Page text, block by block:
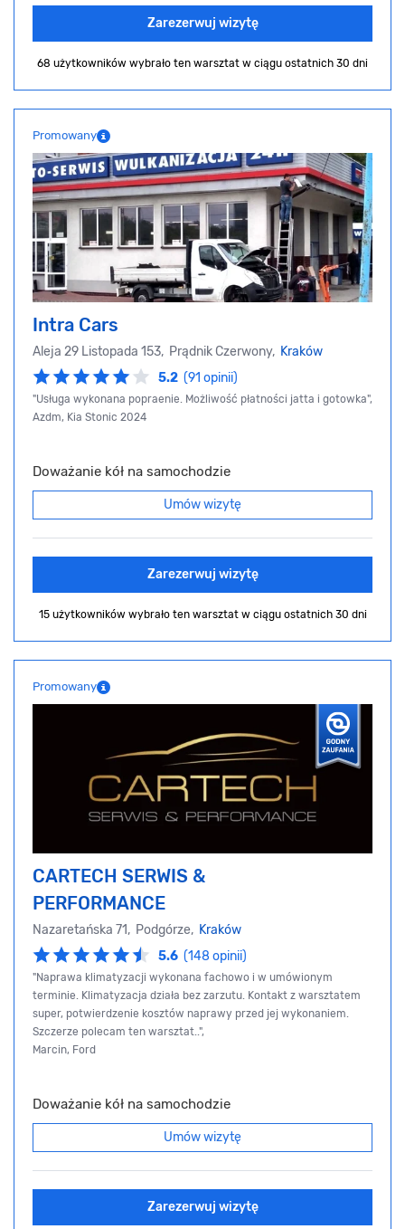
Zarezerwuj wizytę
68 użytkowników wybrało ten warsztat w ciągu ostatnich 30 dni
Promowany
Intra Cars
Aleja 29 Listopada 153, Prądnik Czerwony, Kraków
5.2 (91 opinii)
"Usługa wykonana popraenie. Możliwość płatności jatta i gotowka",
Azdm, Kia Stonic 2024
Doważanie kół na samochodzie
Umów wizytę
Zarezerwuj wizytę
15 użytkowników wybrało ten warsztat w ciągu ostatnich 30 dni
Promowany
CARTECH SERWIS &
PERFORMANCE
Nazaretańska 71, Podgórze, Kraków
5.6 (148 opinii)
"Naprawa klimatyzacji wykonana fachowo i w umówionym
terminie. Klimatyzacja działa bez zarzutu. Kontakt z warsztatem
super, potwierdzenie kosztów naprawy przed jej wykonaniem.
Szczerze polecam ten warsztat..",
Marcin, Ford
Doważanie kół na samochodzie
Umów wizytę
Zarezerwuj wizytę